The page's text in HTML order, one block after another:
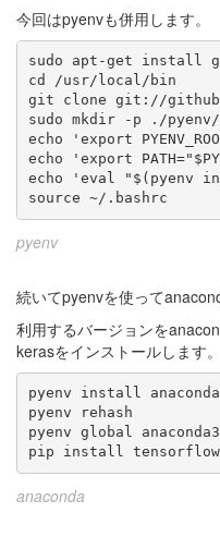
今回はpyenvも併用します。
sudo apt-get install
cd /usr/local/bin
git clone git://
sudo mkdir -p ./
echo 'export
echo 'export
echo 'eval "$(pyenv
source ~/.bashrc
pyenv
続いてpyenvを使って
利用するバージョンを
kerasをインストールします。
pyenv install
pyenv rehash
pyenv global
pip install
anaconda